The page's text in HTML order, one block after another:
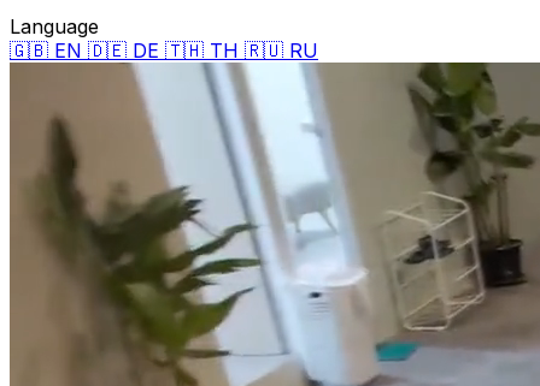
Language
🇬🇧 EN 🇩🇪 DE 🇹🇭 TH 🇷🇺 RU